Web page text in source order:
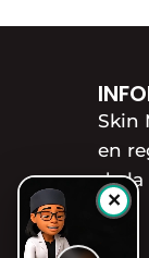
Skin
en
de la
×